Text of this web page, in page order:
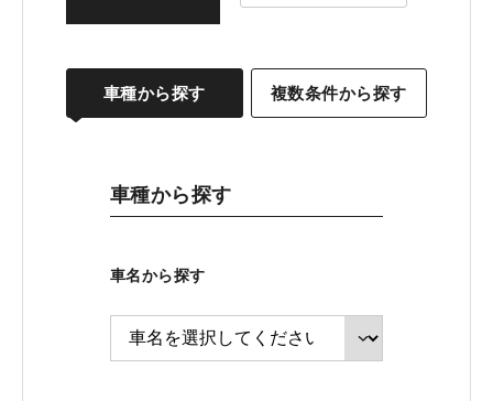
車種から探す 複数条件から探す
車種から探す
車名から探す